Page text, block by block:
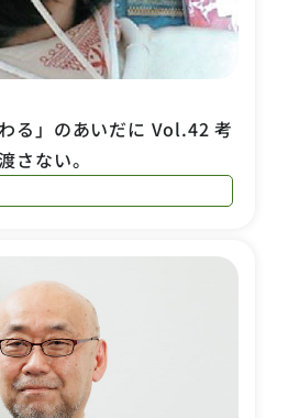
る」のあいだに Vol.42 考
さない。